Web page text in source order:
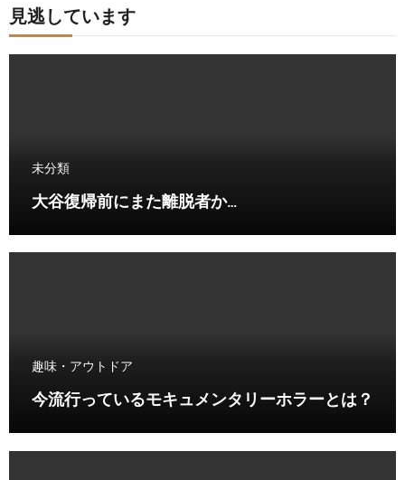
見逃しています
未分類
大谷復帰前にまた離脱者か…
趣味・アウトドア
今流行っているモキュメンタリーホラーとは？